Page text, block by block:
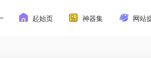
起始页 神器集 网站